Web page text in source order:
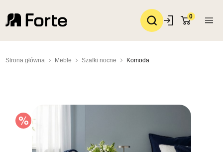
0
Strona główna Meble Szafki nocne Komoda